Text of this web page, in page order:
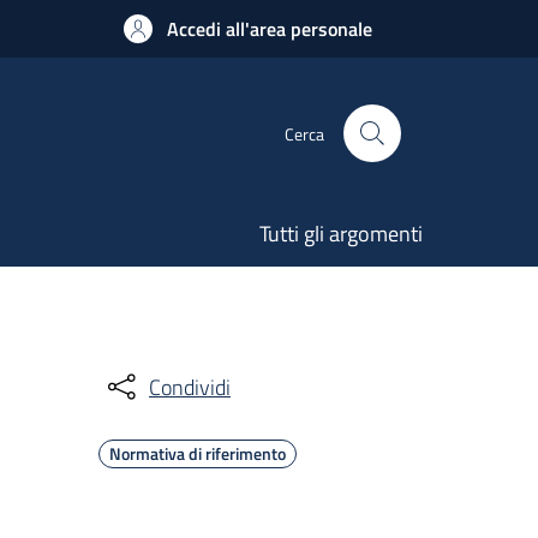
Accedi all'area personale
Cerca
Tutti gli argomenti
Condividi
Normativa di riferimento